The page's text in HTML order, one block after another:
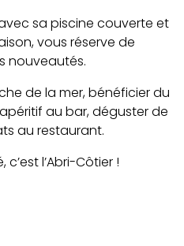
sa piscine couverte et
vous réserve de
nouveautés.
de la mer, bénéficier du
apéritif au bar, déguster de
au restaurant.
l’Abri-Côtier !